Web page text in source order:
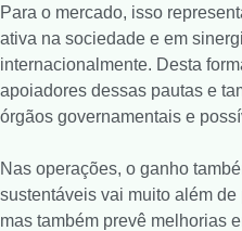
Para o mercado, isso
ativa na sociedade e em
internacionalmente. Desta
apoiadores dessas pautas e
órgãos governamentais e
Nas operações, o ganho
sustentáveis vai muito além
mas também prevê melhorias